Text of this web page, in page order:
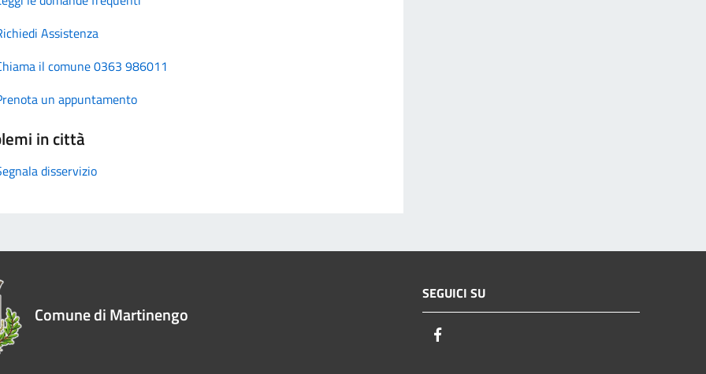
Assistenza
il comune 0363 986011
un appuntamento
in città
disservizio
Comune di Martinengo
SEGUICI SU